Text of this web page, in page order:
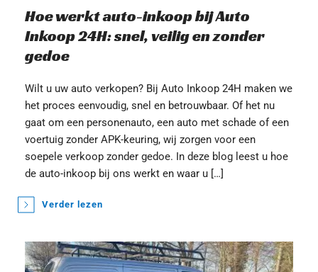
Hoe werkt auto-inkoop bij Auto
Inkoop 24H: snel, veilig en zonder
gedoe
Wilt u uw auto verkopen? Bij Auto Inkoop 24H maken we
het proces eenvoudig, snel en betrouwbaar. Of het nu
gaat om een personenauto, een auto met schade of een
voertuig zonder APK-keuring, wij zorgen voor een
soepele verkoop zonder gedoe. In deze blog leest u hoe
de auto-inkoop bij ons werkt en waar u […]
Verder lezen